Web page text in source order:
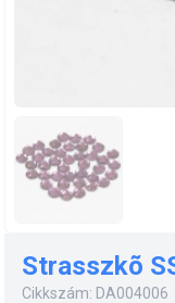
Strasszkõ
Cikkszám: DA004006